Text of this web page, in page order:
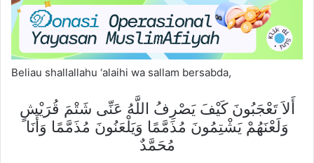
Beliau shallallahu ‘alaihi wa sallam bersabda,
أَلاَ تَعْجَبُونَ كَيْفَ يَصْرِفُ اللَّهُ عَنِّى شَتْمَ قُرَيْشٍ
وَلَعْنَهُمْ يَشْتِمُونَ مُذَمَّمًا وَيَلْعَنُونَ مُذَمَّمًا وَأَنَا
مُحَمَّدٌ